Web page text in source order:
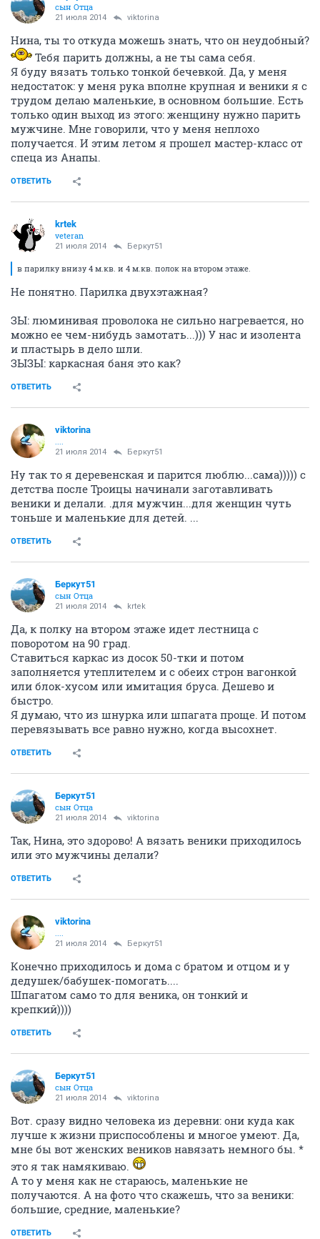
сын Отца
21 июля 2014 viktorina
Нина, ты то откуда можешь знать, что он неудобный?
Тебя парить должны, а не ты сама себя.
Я буду вязать только тонкой бечевкой. Да, у меня
недостаток: у меня рука вполне крупная и веники я с
трудом делаю маленькие, в основном большие. Есть
только один выход из этого: женщину нужно парить
мужчине. Мне говорили, что у меня неплохо
получается. И этим летом я прошел мастер-класс от
спеца из Анапы.
ОТВЕТИТЬ
krtek
veteran
21 июля 2014 Беркут51
в парилку внизу 4 м.кв. и 4 м.кв. полок на втором этаже.
Не понятно. Парилка двухэтажная?
ЗЫ: люминивая проволока не сильно нагревается, но
можно ее чем-нибудь замотать...))) У нас и изолента
и пластырь в дело шли.
ЗЫЗЫ: каркасная баня это как?
ОТВЕТИТЬ
viktorina
....
21 июля 2014 Беркут51
Ну так то я деревенская и парится люблю...сама))))) с
детства после Троицы начинали заготавливать
веники и делали. .для мужчин...для женщин чуть
тоньше и маленькие для детей. ...
ОТВЕТИТЬ
Беркут51
сын Отца
21 июля 2014 krtek
Да, к полку на втором этаже идет лестница с
поворотом на 90 град.
Ставиться каркас из досок 50-тки и потом
заполняется утеплителем и с обеих строн вагонкой
или блок-хусом или имитация бруса. Дешево и
быстро.
Я думаю, что из шнурка или шпагата проще. И потом
перевязывать все равно нужно, когда высохнет.
ОТВЕТИТЬ
Беркут51
сын Отца
21 июля 2014 viktorina
Так, Нина, это здорово! А вязать веники приходилось
или это мужчины делали?
ОТВЕТИТЬ
viktorina
....
21 июля 2014 Беркут51
Конечно приходилось и дома с братом и отцом и у
дедушек/бабушек-помогать....
Шпагатом само то для веника, он тонкий и
крепкий))))
ОТВЕТИТЬ
Беркут51
сын Отца
21 июля 2014 viktorina
Вот. сразу видно человека из деревни: они куда как
лучше к жизни приспособлены и многое умеют. Да,
мне бы вот женских веников навязать немного бы. *
это я так намякиваю.
А то у меня как не стараюсь, маленькие не
получаются. А на фото что скажешь, что за веники:
большие, средние, маленькие?
ОТВЕТИТЬ